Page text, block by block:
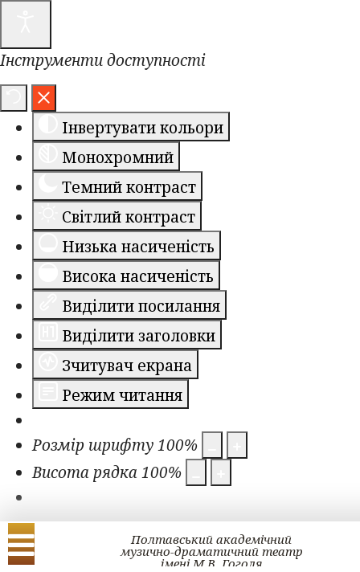
Інструменти доступності
Інвертувати кольори
Монохромний
Темний контраст
Світлий контраст
Низька насиченість
Висока насиченість
Виділити посилання
Виділити заголовки
Зчитувач екрана
Режим читання
Розмір шрифту100%
Висота рядка100%
Полтавський академічний
музично-драматичний театр
імені М.В. Гоголя